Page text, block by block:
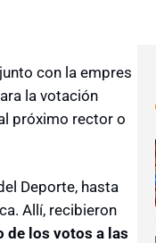
con la empres
la votación
próximo rector o
Deporte, hasta
Allí, recibieron
de los votos a las